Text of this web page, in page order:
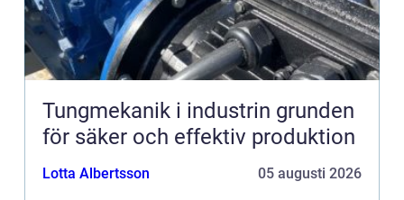
Tungmekanik i industrin grunden
för säker och effektiv produktion
Lotta Albertsson 05 augusti 2026